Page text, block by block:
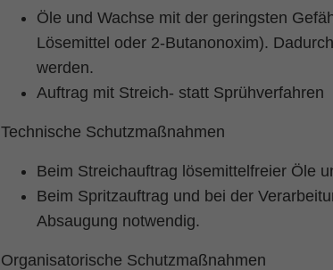
Öle und Wachse mit der geringsten
Lösemittel oder 2-Butanonoxim).
werden.
Auftrag mit Streich- statt Sprühverfahren
Technische Schutzmaßnahmen
Beim Streichauftrag lösemittelfreier Öle
Beim Spritzauftrag und bei der
Absaugung notwendig.
Organisatorische Schutzmaßnahmen